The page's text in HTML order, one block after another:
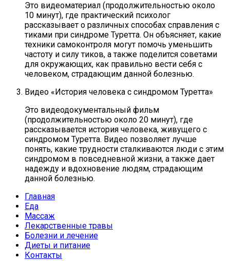
Это видеоматериал (продолжительностью около
10 минут), где практический психолог
рассказывает о различных способах справления с
тиками при синдроме Туретта. Он объясняет, какие
техники самоконтроля могут помочь уменьшить
частоту и силу тиков, а также поделится советами
для окружающих, как правильно вести себя с
человеком, страдающим данной болезнью.
Видео «История человека с синдромом Туретта»
Это видеодокументальный фильм
(продолжительностью около 20 минут), где
рассказывается история человека, живущего с
синдромом Туретта. Видео позволяет лучше
понять, какие трудности сталкиваются люди с этим
синдромом в повседневной жизни, а также дает
надежду и вдохновение людям, страдающим
данной болезнью.
Главная
Еда
Массаж
Лекарственные травы
Болезни и лечение
Диеты и питание
Контакты